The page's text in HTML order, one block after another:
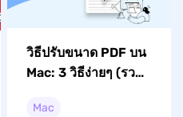
วิธีปรับขนาด PDF บน
Mac: 3 วิธีง่ายๆ (รวม
Mac